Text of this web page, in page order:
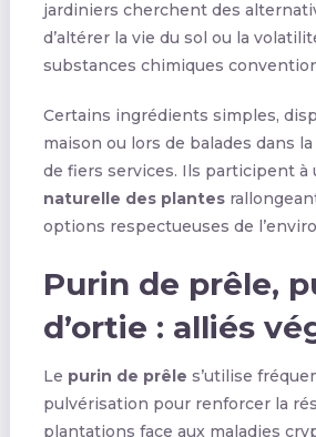
jardiniers cherchent des
d’altérer la vie du sol ou la
substances chimiques
Certains ingrédients simples,
maison ou lors de balades dans
de fiers services. Ils participent à
naturelle des plantes
options respectueuses de
Purin de prêle,
d’ortie : alliés
Le purin de prêle s’utilise
pulvérisation pour renforcer la
plantations face aux maladies